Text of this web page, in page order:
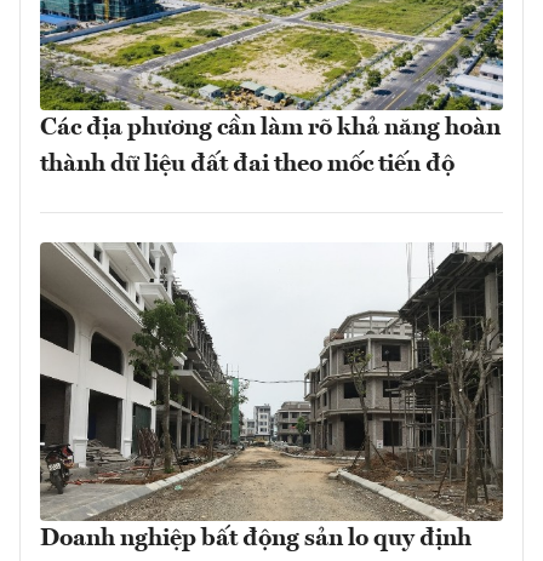
Các địa phương cần làm rõ khả năng hoàn
thành dữ liệu đất đai theo mốc tiến độ
Doanh nghiệp bất động sản lo quy định